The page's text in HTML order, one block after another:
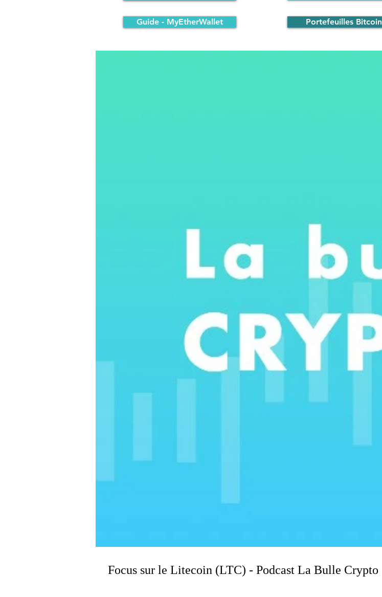
Guide - MyEtherWallet Portefeuilles Bitcoin
Focus sur le Litecoin (LTC) - Podcast La Bulle Crypto